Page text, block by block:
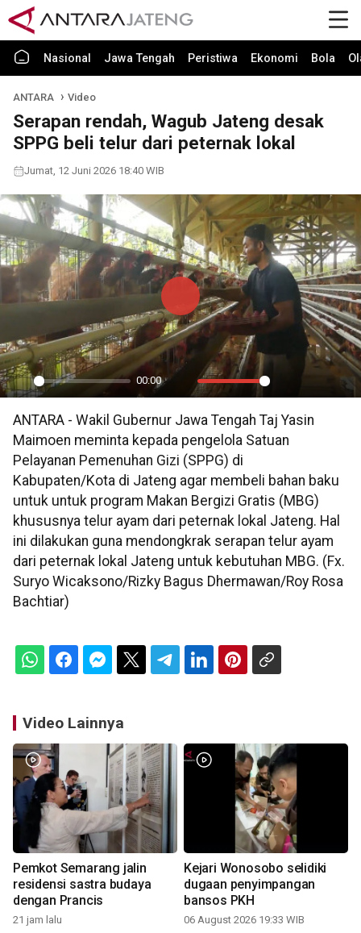
Nasional Jawa Tengah Peristiwa Ekonomi Bola
ANTARA Video
Serapan rendah, Wagub Jateng desak
SPPG beli telur dari peternak lokal
Jumat, 12 Juni 2026 18:40 WIB
Play
00:00
Mute Settings
PIP
Play
ANTARA - Wakil Gubernur Jawa Tengah Taj Yasin
Maimoen meminta kepada pengelola Satuan
Pelayanan Pemenuhan Gizi (SPPG) di
Kabupaten/Kota di Jateng agar membeli bahan baku
untuk untuk program Makan Bergizi Gratis (MBG)
khususnya telur ayam dari peternak lokal Jateng. Hal
ini dilakukan guna mendongkrak serapan telur ayam
dari peternak lokal Jateng untuk kebutuhan MBG. (Fx.
Suryo Wicaksono/Rizky Bagus Dhermawan/Roy Rosa
Bachtiar)
Video Lainnya
Pemkot Semarang jalin
residensi sastra budaya
dengan Prancis
21 jam lalu
Kejari Wonosobo selidiki
dugaan penyimpangan
bansos PKH
06 August 2026 19:33 WIB